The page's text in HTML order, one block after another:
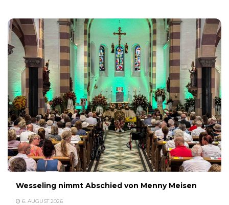
Wesseling nimmt Abschied von Menny Meisen
6. AUGUST 2026